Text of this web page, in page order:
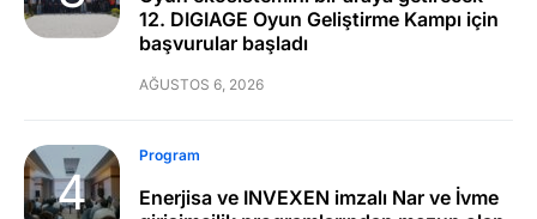
12. DIGIAGE Oyun Geliştirme Kampı için
başvurular başladı
AĞUSTOS 6, 2026
Program
Enerjisa ve INVEXEN imzalı Nar ve İvme